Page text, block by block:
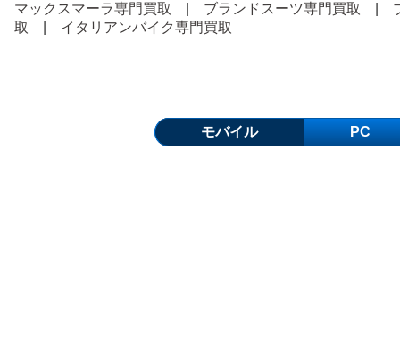
マックスマーラ専門買取 ブランドスーツ専門買取
取
イタリアンバイク専門買取
モバイル PC